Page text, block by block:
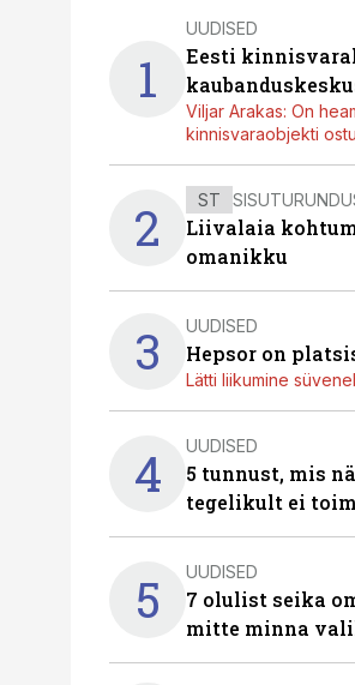
1
UUDISED
Eesti
Viljar Arakas: On
kinnisvaraobjekti
2 ST
Liivalaia
omanikku
3 UUDISED
Hepsor on
Lätti liikumine
4 UUDISED
5 tunnust, mis
tegelikult ei
5 UUDISED
7 olulist seika
mitte minna